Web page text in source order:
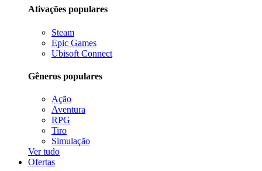
Ativações populares
Steam
Epic Games
Ubisoft Connect
Gêneros populares
Ação
Aventura
RPG
Tiro
Simulação
Ver tudo
Ofertas